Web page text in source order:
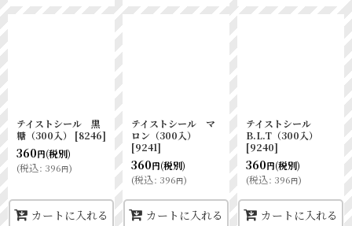
テイストシール 黒
糖（300入）
[8246]
360円(税別)
(税込: 396円)
カートに入れる
テイストシール マ
ロン（300入）
[9241]
360円(税別)
(税込: 396円)
カートに入れる
テイストシール
B.L.T（300入）
[9240]
360円(税別)
(税込: 396円)
カートに入れる